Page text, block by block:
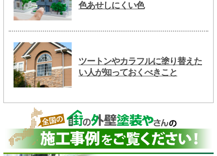
色あせしにくい色
ツートンやカラフルに塗り替えた
い人が知っておくべきこと